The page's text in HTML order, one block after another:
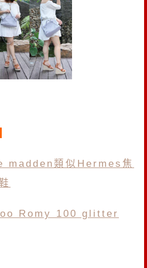
類似Hermes焦
Romy 100 glitter